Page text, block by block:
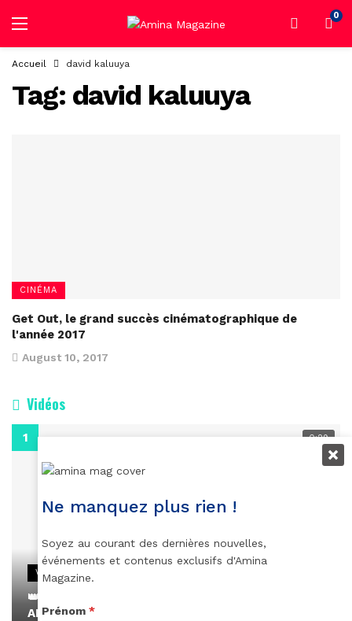
0
Accueil david kaluuya
Tag: david kaluuya
CINÉMA
Get Out, le grand succès cinématographique de
l'année 2017
August 10, 2017
Vidéos
0:29
VIDEOS
👑 Remerciements à Ayden pour son message sur
AMINA, le Magazine de la Femme
Ne manquez plus rien !
Soyez au courant des dernières nouvelles,
événements et contenus exclusifs d'Amina
Magazine.
Prénom *